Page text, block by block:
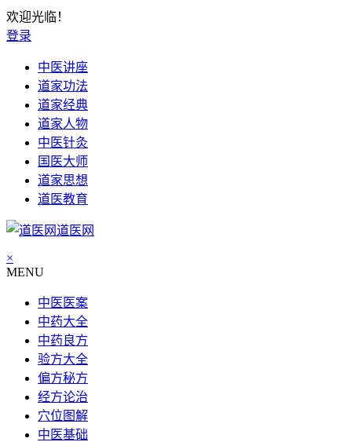
欢迎光临！
登录
中医讲座
道家功法
道家经典
道家人物
中医针灸
国医大师
道家思想
道医教育
道医网
×
MENU
中医医案
中药大全
中药良方
验方大全
偏方秘方
经方论治
穴位图解
中医基础